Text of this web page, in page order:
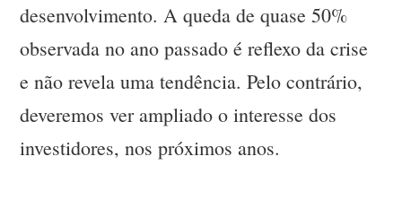
desenvolvimento. A queda de quase 50%
observada no ano passado é reflexo da crise
e não revela uma tendência. Pelo contrário,
deveremos ver ampliado o interesse dos
investidores, nos próximos anos.